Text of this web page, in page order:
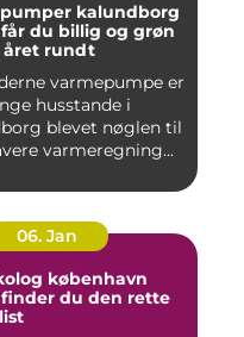
kalundborg
du billig og grøn
året rundt
varmepumpe er
husstande i
blevet nøglen til
varmeregning...
06. Jan
københavn
du den rette